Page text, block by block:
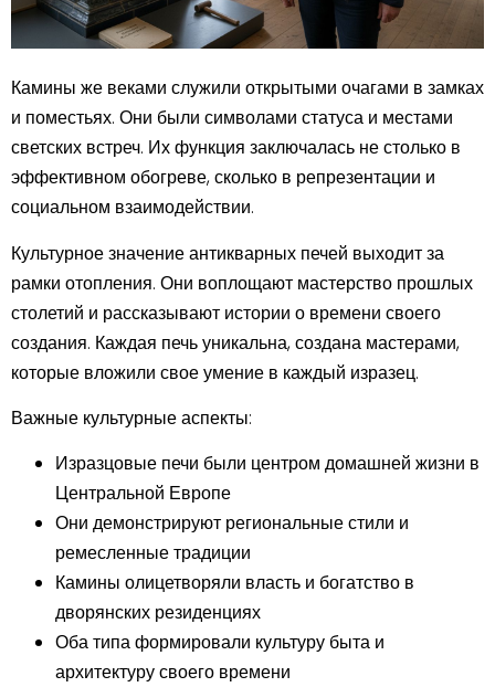
Камины же веками служили открытыми очагами в замках
и поместьях. Они были символами статуса и местами
светских встреч. Их функция заключалась не столько в
эффективном обогреве, сколько в репрезентации и
социальном взаимодействии.
Культурное значение антикварных печей выходит за
рамки отопления. Они воплощают мастерство прошлых
столетий и рассказывают истории о времени своего
создания. Каждая печь уникальна, создана мастерами,
которые вложили свое умение в каждый изразец.
Важные культурные аспекты:
Изразцовые печи были центром домашней жизни в
Центральной Европе
Они демонстрируют региональные стили и
ремесленные традиции
Камины олицетворяли власть и богатство в
дворянских резиденциях
Оба типа формировали культуру быта и
архитектуру своего времени